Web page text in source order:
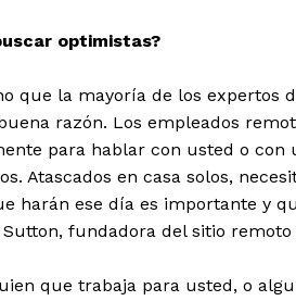
optimistas?
que la mayoría de los expertos
razón. Los empleados
para hablar con usted o
Atascados en casa solos,
harán ese día es importante y
fundadora del sitio
que trabaja para usted, o